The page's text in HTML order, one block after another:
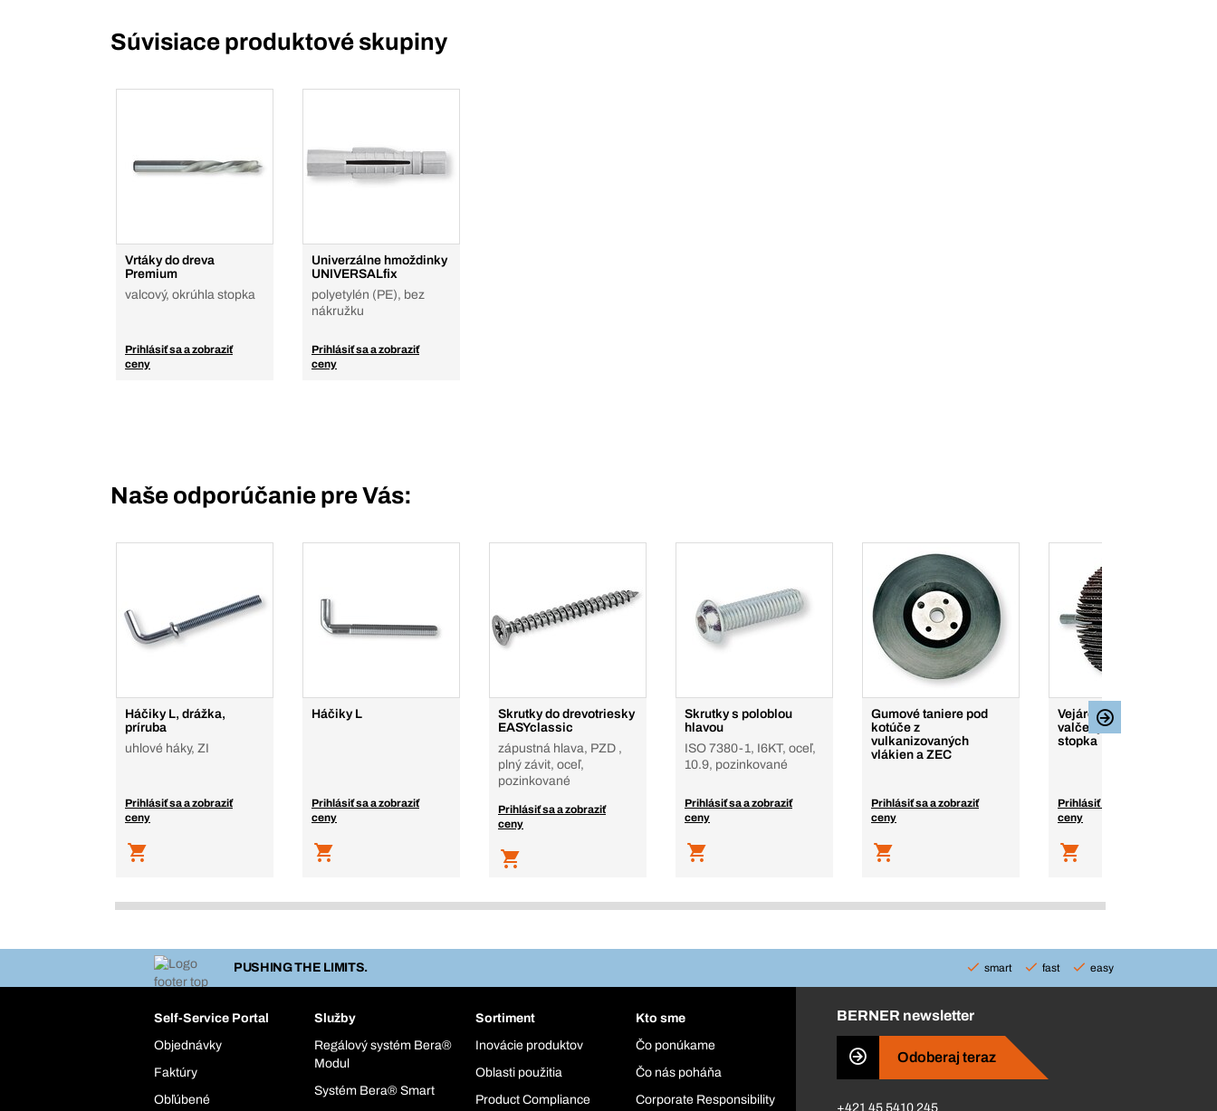
Súvisiace produktové skupiny
Vrtáky do dreva
Premium
valcový, okrúhla stopka
Prihlásiť sa a zobraziť
ceny
Univerzálne hmoždinky
UNIVERSALfix
polyetylén (PE), bez
nákružku
Prihlásiť sa a zobraziť
ceny
Naše odporúčanie pre Vás:
Háčiky L, drážka,
príruba
uhlové háky, ZI
Prihlásiť sa a zobraziť
ceny
Háčiky L
Prihlásiť sa a zobraziť
ceny
Skrutky do drevotriesky
EASYclassic
zápustná hlava, PZD ,
plný závit, oceľ,
pozinkované
Prihlásiť sa a zobraziť
ceny
Skrutky s poloblou
hlavou
ISO 7380-1, I6KT, oceľ,
10.9, pozinkované
Prihlásiť sa a zobraziť
ceny
Gumové taniere pod
kotúče z
vulkanizovaných
vlákien a ZEC
Prihlásiť sa a zobraziť
ceny
Vejárové brúsne
valčeky, korund, 6 mm
stopka
Prihlásiť sa a zobraziť
ceny
PUSHING THE LIMITS. smart fast easy
Self-Service Portal
Objednávky
Faktúry
Obľúbené
Služby
Regálový systém Bera®
Modul
Systém Bera® Smart
Sortiment
Inovácie produktov
Oblasti použitia
Product Compliance
Kto sme
Čo ponúkame
Čo nás poháňa
Corporate Responsibility
BERNER newsletter
Odoberaj teraz
+421 45 5410 245